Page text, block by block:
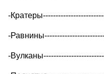
-
-
-